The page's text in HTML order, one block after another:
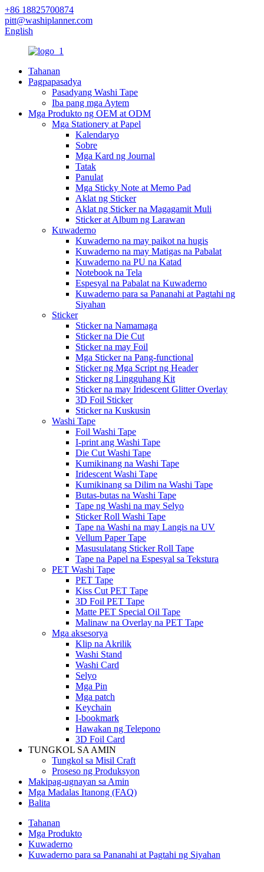
+86 18825700874
pitt@washiplanner.com
English
Tahanan
Pagpapasadya
Pasadyang Washi Tape
Iba pang mga Aytem
Mga Produkto ng OEM at ODM
Mga Stationery at Papel
Kalendaryo
Sobre
Mga Kard ng Journal
Tatak
Panulat
Mga Sticky Note at Memo Pad
Aklat ng Sticker
Aklat ng Sticker na Magagamit Muli
Sticker at Album ng Larawan
Kuwaderno
Kuwaderno na may paikot na hugis
Kuwaderno na may Matigas na Pabalat
Kuwaderno na PU na Katad
Notebook na Tela
Espesyal na Pabalat na Kuwaderno
Kuwaderno para sa Pananahi at Pagtahi ng
Siyahan
Sticker
Sticker na Namamaga
Sticker na Die Cut
Sticker na may Foil
Mga Sticker na Pang-functional
Sticker ng Mga Script ng Header
Sticker ng Lingguhang Kit
Sticker na may Iridescent Glitter Overlay
3D Foil Sticker
Sticker na Kuskusin
Washi Tape
Foil Washi Tape
I-print ang Washi Tape
Die Cut Washi Tape
Kumikinang na Washi Tape
Iridescent Washi Tape
Kumikinang sa Dilim na Washi Tape
Butas-butas na Washi Tape
Tape ng Washi na may Selyo
Sticker Roll Washi Tape
Tape na Washi na may Langis na UV
Vellum Paper Tape
Masusulatang Sticker Roll Tape
Tape na Papel na Espesyal sa Tekstura
PET Washi Tape
PET Tape
Kiss Cut PET Tape
3D Foil PET Tape
Matte PET Special Oil Tape
Malinaw na Overlay na PET Tape
Mga aksesorya
Klip na Akrilik
Washi Stand
Washi Card
Selyo
Mga Pin
Mga patch
Keychain
I-bookmark
Hawakan ng Telepono
3D Foil Card
TUNGKOL SA AMIN
Tungkol sa Misil Craft
Proseso ng Produksyon
Makipag-ugnayan sa Amin
Mga Madalas Itanong (FAQ)
Balita
Tahanan
Mga Produkto
Kuwaderno
Kuwaderno para sa Pananahi at Pagtahi ng Siyahan